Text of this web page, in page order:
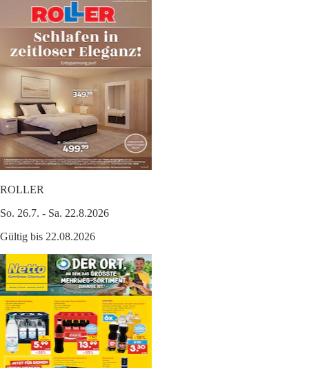
ROLLER
So. 26.7. - Sa. 22.8.2026
Gültig bis 22.08.2026